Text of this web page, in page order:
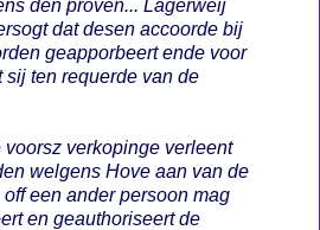
den proven... Lagerweij
dat desen accoorde bij
geapporbeert ende voor
sij ten requerde van de
voorsz verkopinge verleent
welgens Hove aan van de
een ander persoon mag
en geauthoriseert de